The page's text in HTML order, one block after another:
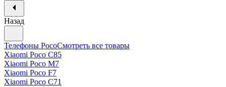
Назад
Телефоны PocoСмотреть все товары
Xiaomi Poco C85
Xiaomi Poco M7
Xiaomi Poco F7
Xiaomi Poco C71